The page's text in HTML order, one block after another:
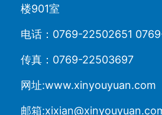
楼901室
电话：0769-22502651
传真：0769-22503697
网址:www.xinyouyuan.com
邮箱